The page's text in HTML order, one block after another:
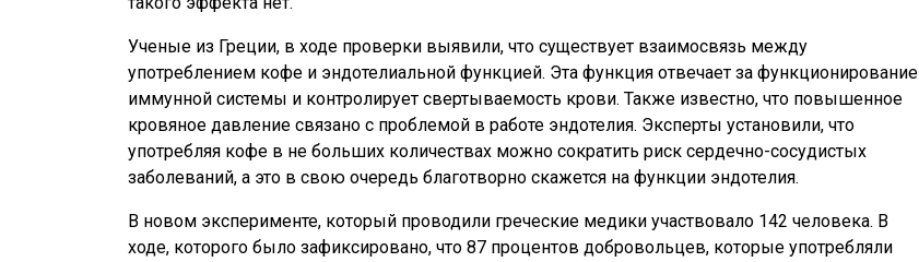
Ученые из Греции, в ходе проверки выявили, что существует взаимосвязь между
употреблением кофе и эндотелиальной функцией. Эта функция отвечает за функционирование
иммунной системы и контролирует свертываемость крови. Также известно, что повышенное
кровяное давление связано с проблемой в работе эндотелия. Эксперты установили, что
употребляя кофе в не больших количествах можно сократить риск сердечно-сосудистых
заболеваний, а это в свою очередь благотворно скажется на функции эндотелия.
В новом эксперименте, который проводили греческие медики участвовало 142 человека. В
ходе, которого было зафиксировано, что 87 процентов добровольцев, которые употребляли